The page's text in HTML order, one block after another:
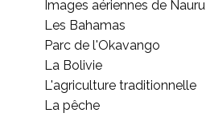
Images aériennes de Nauru
Les Bahamas
Parc de l'Okavango
La Bolivie
L'agriculture traditionnelle
La pêche